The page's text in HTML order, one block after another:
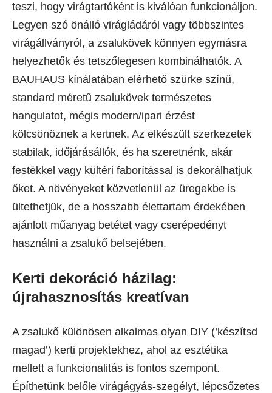
teszi, hogy virágtartóként is kiválóan funkcionáljon.
Legyen szó önálló virágládáról vagy többszintes
virágállványról, a zsalukövek könnyen egymásra
helyezhetők és tetszőlegesen kombinálhatók. A
BAUHAUS kínálatában elérhető szürke színű,
standard méretű zsalukövek természetes
hangulatot, mégis modern/ipari érzést
kölcsönöznek a kertnek. Az elkészült szerkezetek
stabilak, időjárásállók, és ha szeretnénk, akár
festékkel vagy kültéri faborítással is dekorálhatjuk
őket. A növényeket közvetlenül az üregekbe is
ültethetjük, de a hosszabb élettartam érdekében
ajánlott műanyag betétet vagy cserépedényt
használni a zsalukő belsejében.
Kerti dekoráció házilag:
újrahasznosítás kreatívan
A zsalukő különösen alkalmas olyan DIY (’készítsd
magad’) kerti projektekhez, ahol az esztétika
mellett a funkcionalitás is fontos szempont.
Építhetünk belőle virágágyás-szegélyt, lépcsőzetes